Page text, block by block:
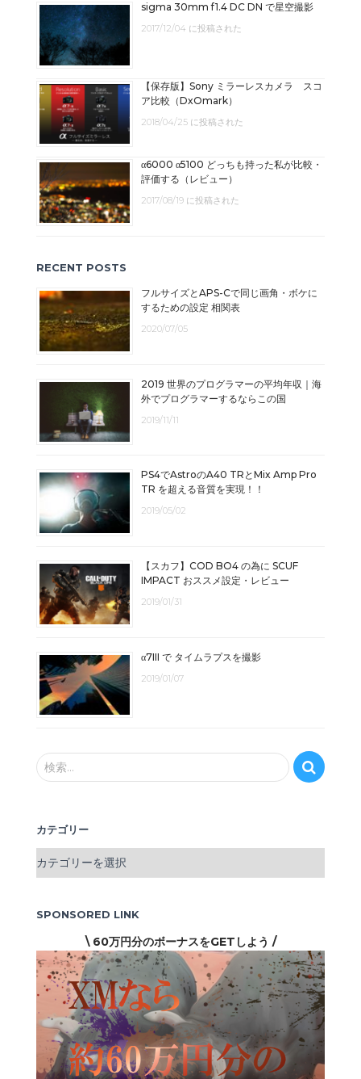
sigma 30mm f1.4 DC DN で星空撮影
2017/12/04 に投稿された
【保存版】Sony ミラーレスカメラ スコ
ア比較（DxOmark）
2018/04/25 に投稿された
α6000 α5100 どっちも持った私が比較・
評価する（レビュー）
2017/08/19 に投稿された
RECENT POSTS
フルサイズとAPS-Cで同じ画角・ボケに
するための設定 相関表
2020/07/05
2019 世界のプログラマーの平均年収｜海
外でプログラマーするならこの国
2019/11/11
PS4でAstroのA40 TRとMix Amp Pro
TR を超える音質を実現！！
2019/05/02
【スカフ】COD BO4 の為に SCUF
IMPACT おススメ設定・レビュー
2019/01/31
α7III で タイムラプスを撮影
2019/01/07
検
索
検索…
カテゴリー
カ
リ
SPONSORED LINK
\ 60万円分のボーナスをGETしよう /